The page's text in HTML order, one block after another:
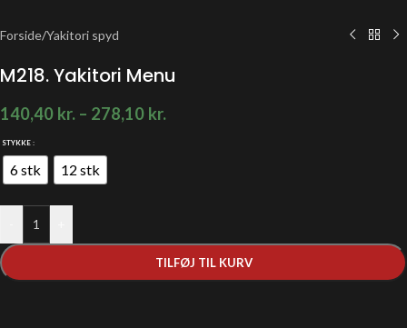
Forside/Yakitori spyd
M218. Yakitori Menu
140,40 kr. – 278,10 kr.
STYKKE
6 stk 12 stk
TILFØJ TIL KURV